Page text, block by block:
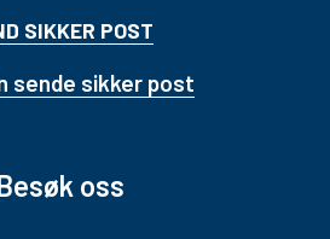
SIKKER POST
sende sikker post
oss